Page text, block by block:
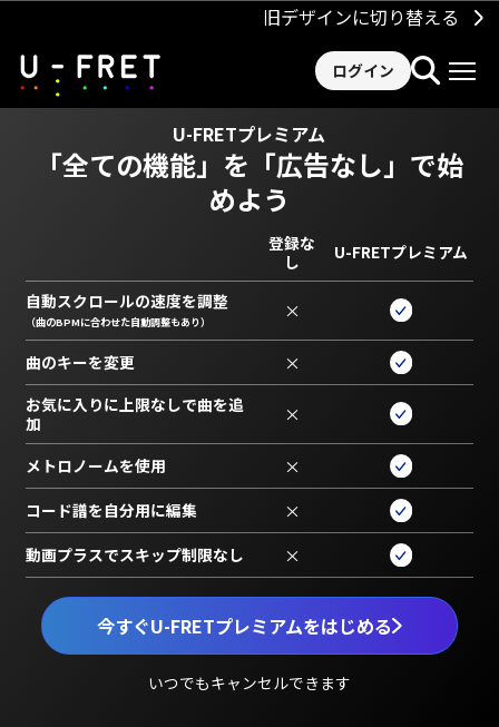
旧デザインに切り替える
ログイン
U-FRETプレミアム
「全ての機能」を 「広告なし」で始
めよう
今すぐU-FRETプレミアムをはじめる
いつでもキャンセルできます
登録な
し
U-FRETプレミアム
自動スクロールの速度を調整
（曲のBPMに合わせた自動調整もあり） ×
曲のキーを変更 ×
お気に入りに上限なしで曲を追
加
×
メトロノームを使用 ×
コード譜を自分用に編集 ×
動画プラスでスキップ制限なし ×